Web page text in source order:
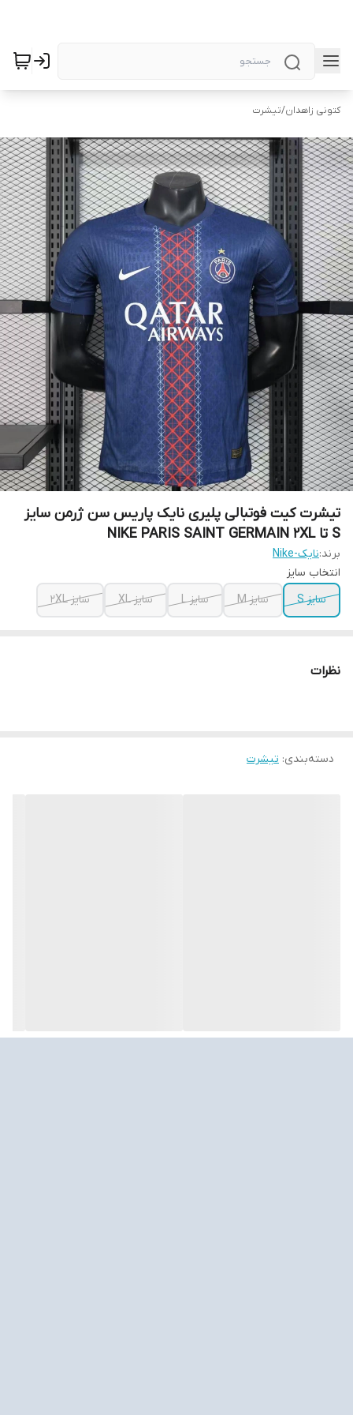
کتونی زاهدان/تیشرت
تیشرت کیت فوتبالی پلیری نایک پاریس سن ژرمن سایز
S تا NIKE PARIS SAINT GERMAIN 2XL
برند:نایک-Nike
انتخاب سایز
سایز S
سایز M سایز L سایز XL سایز 2XL
نظرات
دسته‌بندی: تیشرت